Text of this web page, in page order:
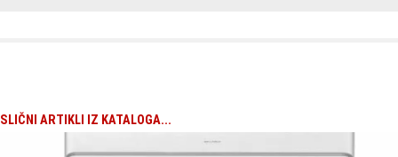
SLIČNI ARTIKLI IZ KATALOGA...